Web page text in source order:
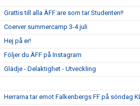
Grattis till alla ÄFF:are som tar Studenten!!
Coerver summercamp 3-4 juli
Hej på er!
Följer du ÄFF på Instagram
Glädje - Delaktighet - Utveckling
Herrarna tar emot Falkenbergs FF på söndag